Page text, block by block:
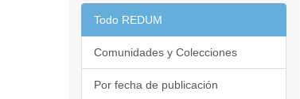
Todo REDUM
Comunidades y Colecciones
Por fecha de publicación